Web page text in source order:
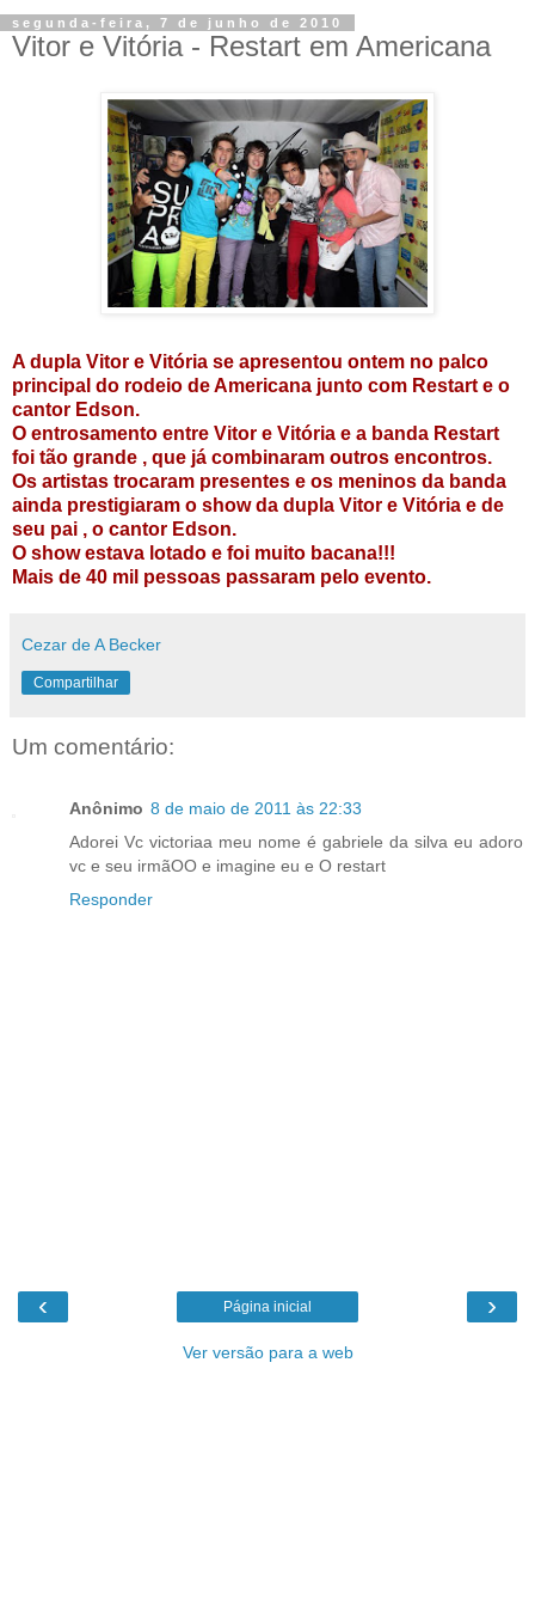
segunda-feira, 7 de junho de 2010
Vitor e Vitória - Restart em Americana
A dupla Vitor e Vitória se apresentou ontem no palco
principal do rodeio de Americana junto com Restart e o
cantor Edson.
O entrosamento entre Vitor e Vitória e a banda Restart
foi tão grande , que já combinaram outros encontros.
Os artistas trocaram presentes e os meninos da banda
ainda prestigiaram o show da dupla Vitor e Vitória e de
seu pai , o cantor Edson.
O show estava lotado e foi muito bacana!!!
Mais de 40 mil pessoas passaram pelo evento.
Cezar de A Becker
Compartilhar
Um comentário:
Anônimo 8 de maio de 2011 às 22:33
Adorei Vc victoriaa meu nome é gabriele da silva eu adoro
vc e seu irmãOO e imagine eu e O restart
Responder
‹ ›
Página inicial
Ver versão para a web